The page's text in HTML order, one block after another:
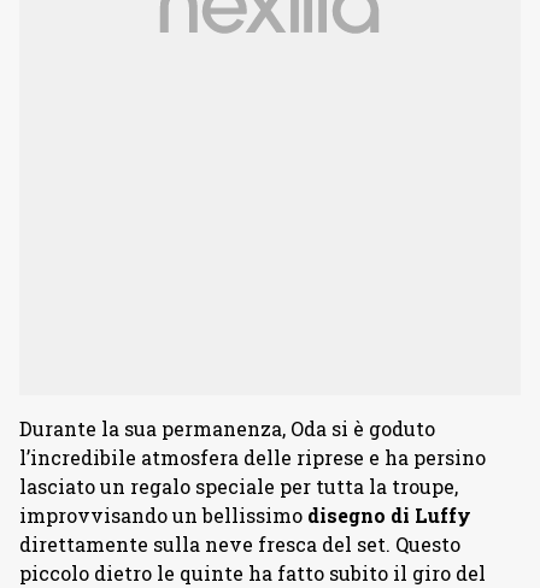
Durante la sua permanenza, Oda si è goduto
l’incredibile atmosfera delle riprese e ha persino
lasciato un regalo speciale per tutta la troupe,
improvvisando un bellissimo disegno di Luffy
direttamente sulla neve fresca del set. Questo
piccolo dietro le quinte ha fatto subito il giro del